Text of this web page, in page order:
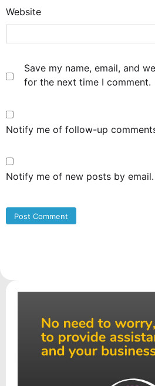
Website
Save my name, email, and
for the next time I comment.
Notify me of follow-up
Notify me of new posts by email.